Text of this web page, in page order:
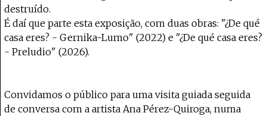
destruído.
É daí que parte esta exposição, com duas obras: "¿De qué
casa eres? - Gernika-Lumo" (2022) e "¿De qué casa eres?
- Preludio" (2026).
Convidamos o público para uma visita guiada seguida
de conversa com a artista Ana Pérez-Quiroga, numa